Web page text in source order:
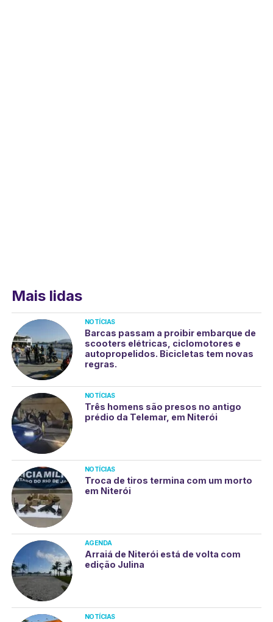
Mais lidas
NOTÍCIAS
Barcas passam a proibir embarque de
scooters elétricas, ciclomotores e
autopropelidos. Bicicletas tem novas
regras.
NOTÍCIAS
Três homens são presos no antigo
prédio da Telemar, em Niterói
NOTÍCIAS
Troca de tiros termina com um morto
em Niterói
AGENDA
Arraiá de Niterói está de volta com
edição Julina
NOTÍCIAS